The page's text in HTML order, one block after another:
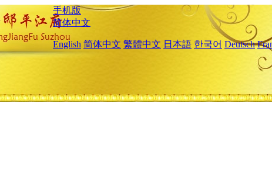
手机版
简体中文
English 简体中文 繁體中文 日本語 한국어 Deutsch